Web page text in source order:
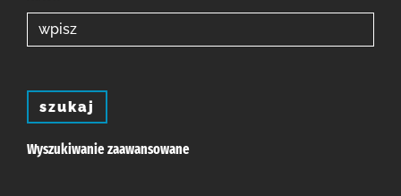
szukaj
Wyszukiwanie zaawansowane